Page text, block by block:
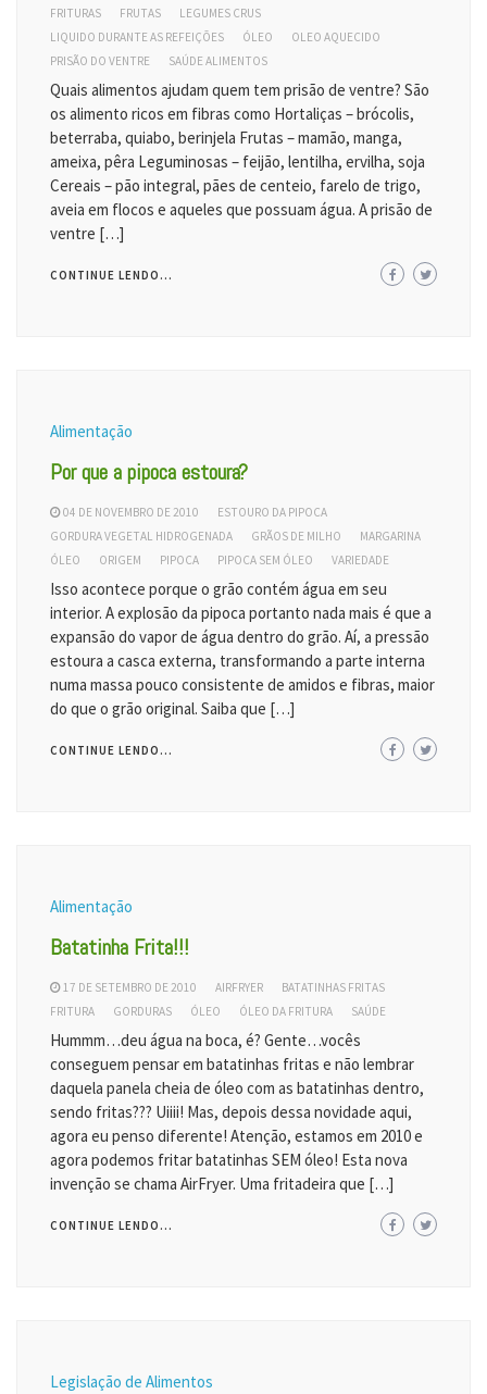
FRITURAS FRUTAS
LEGUMES CRUS
LIQUIDO DURANTE AS REFEIÇÕES
ÓLEO
OLEO AQUECIDO
PRISÃO DO VENTRE
SAÚDE ALIMENTOS
Quais alimentos ajudam quem tem prisão de ventre? São
os alimento ricos em fibras como Hortaliças – brócolis,
beterraba, quiabo, berinjela Frutas – mamão, manga,
ameixa, pêra Leguminosas – feijão, lentilha, ervilha, soja
Cereais – pão integral, pães de centeio, farelo de trigo,
aveia em flocos e aqueles que possuam água. A prisão de
ventre […]
CONTINUE LENDO...
Alimentação
Por que a pipoca estoura?
04 DE NOVEMBRO DE 2010
ESTOURO DA PIPOCA
GORDURA VEGETAL HIDROGENADA
GRÃOS DE MILHO
MARGARINA
ÓLEO
ORIGEM PIPOCA PIPOCA SEM ÓLEO VARIEDADE
Isso acontece porque o grão contém água em seu
interior. A explosão da pipoca portanto nada mais é que a
expansão do vapor de água dentro do grão. Aí, a pressão
estoura a casca externa, transformando a parte interna
numa massa pouco consistente de amidos e fibras, maior
do que o grão original. Saiba que […]
CONTINUE LENDO...
Alimentação
Batatinha Frita!!!
17 DE SETEMBRO DE 2010 AIRFRYER
BATATINHAS FRITAS
FRITURA
GORDURAS ÓLEO ÓLEO DA FRITURA SAÚDE
Hummm…deu água na boca, é? Gente…vocês
conseguem pensar em batatinhas fritas e não lembrar
daquela panela cheia de óleo com as batatinhas dentro,
sendo fritas??? Uiiii! Mas, depois dessa novidade aqui,
agora eu penso diferente! Atenção, estamos em 2010 e
agora podemos fritar batatinhas SEM óleo! Esta nova
invenção se chama AirFryer. Uma fritadeira que […]
CONTINUE LENDO...
Legislação de Alimentos